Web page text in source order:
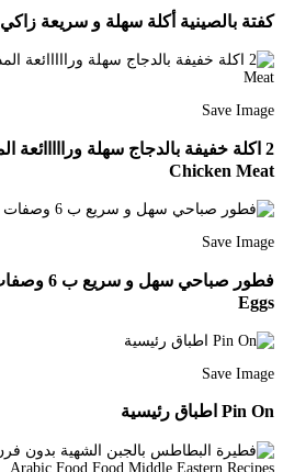
كفتة بالصينية أكلة سهلة و سريعة زاكي Main Dishes Food Dishes
Save Image
Chicken Meat
Save Image
Eggs
Save Image
Pin On اطباق رئيسية